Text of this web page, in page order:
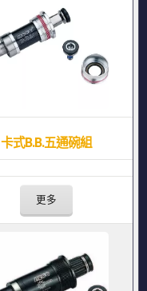
卡式B.B.五通碗組
更多